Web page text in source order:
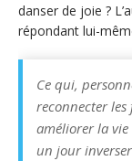
danser de joie ?
répondant lui-
Ce qui,
reconnecter
améliorer la
un jour